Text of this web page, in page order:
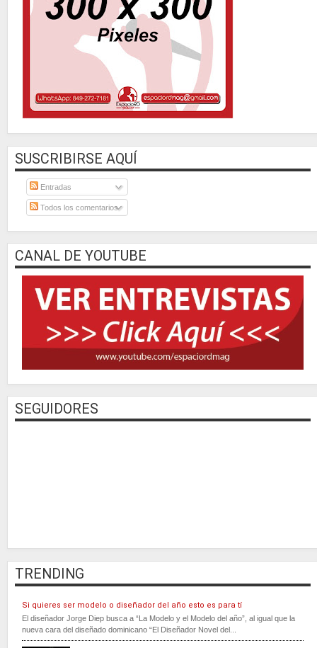
SUSCRIBIRSE AQUÍ
Entradas
Todos los comentarios
CANAL DE YOUTUBE
SEGUIDORES
TRENDING
Si quieres ser modelo o diseñador del año esto es para tí
El diseñador Jorge Diep busca a “La Modelo y el Modelo del año”, al igual que la
nueva cara del diseñado dominicano “El Diseñador Novel del...